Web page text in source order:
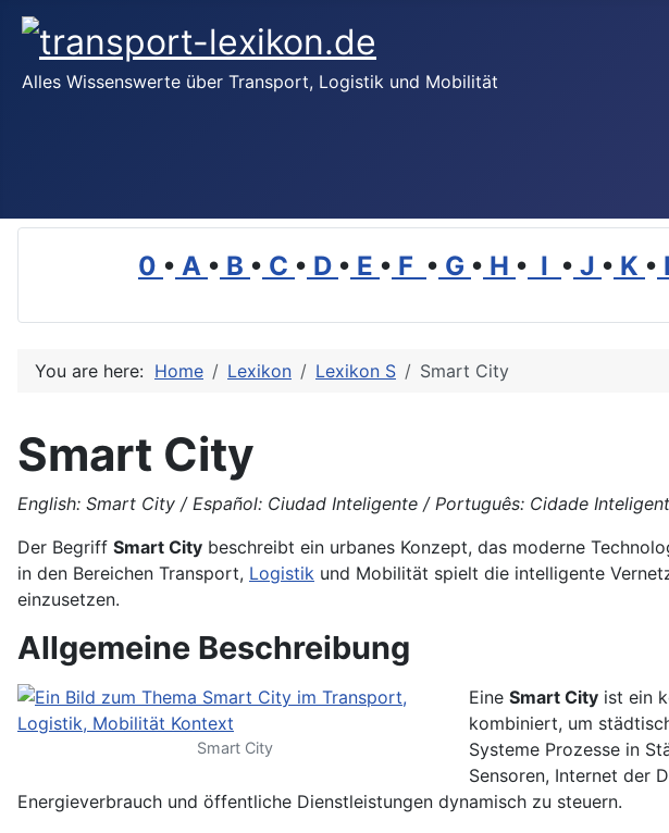
Alles Wissenswerte über Transport, Logistik und Mobilität
0 • A • B • C • D • E • F • G • H • I • J • K •
You are here: Home Lexikon Lexikon S Smart City
Smart City
English: Smart City / Español: Ciudad Inteligente / Português: Cidade
Der Begriff Smart City beschreibt ein urbanes Konzept, das moderne
in den Bereichen Transport, Logistik und Mobilität spielt die intelligente
einzusetzen.
Allgemeine Beschreibung
Smart City
Eine Smart City ist ein
kombiniert, um
Systeme Prozesse in
Sensoren, Internet der
Energieverbrauch und öffentliche Dienstleistungen dynamisch zu steuern.